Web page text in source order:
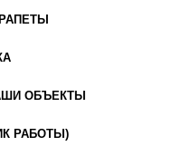
ОБЪЕКТЫ
РАБОТЫ)